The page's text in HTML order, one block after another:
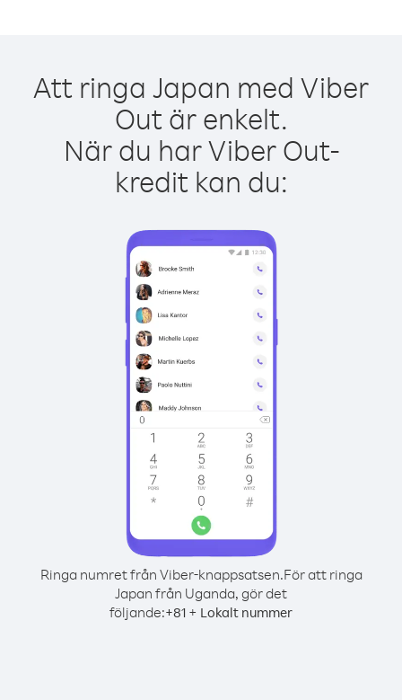
Att ringa Japan med Viber
Out är enkelt.
När du har Viber Out-
kredit kan du:
Ringa numret från Viber-knappsatsen.För att ringa
Japan från Uganda, gör det
följande:+81 + Lokalt nummer